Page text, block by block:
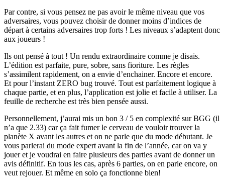
Par contre, si vous pensez ne pas avoir le même niveau que vos
adversaires, vous pouvez choisir de donner moins d’indices de
départ à certains adversaires trop forts ! Les niveaux s’adaptent donc
aux joueurs !
Ils ont pensé à tout ! Un rendu extraordinaire comme je disais.
L’édition est parfaite, pure, sobre, sans fioriture. Les règles
s’assimilent rapidement, on a envie d’enchainer. Encore et encore.
Et pour l’instant ZERO bug trouvé. Tout est parfaitement logique à
chaque partie, et en plus, l’application est jolie et facile à utiliser. La
feuille de recherche est très bien pensée aussi.
Personnellement, j’aurai mis un bon 3 / 5 en complexité sur BGG (il
n’a que 2.33) car ça fait fumer le cerveau de vouloir trouver la
planète X avant les autres et on ne parle que du mode débutant. Je
vous parlerai du mode expert avant la fin de l’année, car on va y
jouer et je voudrai en faire plusieurs des parties avant de donner un
avis définitif. En tous les cas, après 6 parties, on en parle encore, on
veut rejouer. Et même en solo ça fonctionne bien!